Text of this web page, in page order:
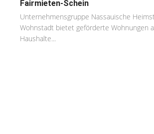
Fairmieten-Schein
Unternehmensgruppe Nassauische
Wohnstadt bietet geförderte Wohnungen
Haushalte...